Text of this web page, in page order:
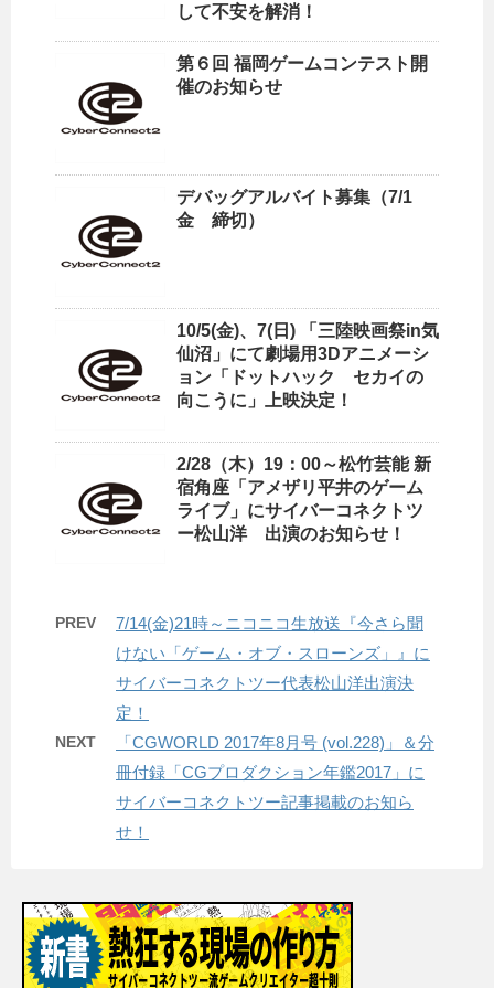
して不安を解消！
第６回 福岡ゲームコンテスト開
催のお知らせ
デバッグアルバイト募集（7/1
金 締切）
10/5(金)、7(日) 「三陸映画祭in気
仙沼」にて劇場用3Dアニメーシ
ョン「ドットハック セカイの
向こうに」上映決定！
2/28（木）19：00～松竹芸能 新
宿角座「アメザリ平井のゲーム
ライブ」にサイバーコネクトツ
ー松山洋 出演のお知らせ！
PREV
7/14(金)21時～ニコニコ生放送『今さら聞
けない「ゲーム・オブ・スローンズ」』に
サイバーコネクトツー代表松山洋出演決
定！
NEXT
「CGWORLD 2017年8月号 (vol.228)」＆分
冊付録「CGプロダクション年鑑2017」に
サイバーコネクトツー記事掲載のお知ら
せ！